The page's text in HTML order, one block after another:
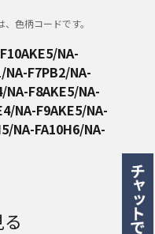
色柄コードです。
NA-
NA-F7PB2/NA-
NA-F8AKE5/NA-
NA-F9AKE5/NA-
NA-FA10H6/NA-